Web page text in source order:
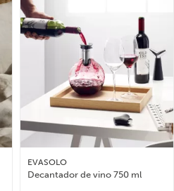
EVASOLO
Decantador de vino 750 ml